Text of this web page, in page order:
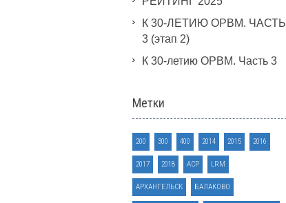
К 30-ЛЕТИЮ ОРВМ. ЧАСТЬ
3 (этап 2)
К 30-летию ОРВМ. Часть 3
Метки
200 300 400 2014 2015 2016
2017 2018 ACP LRM
АРХАНГЕЛЬСК БАЛАКОВО